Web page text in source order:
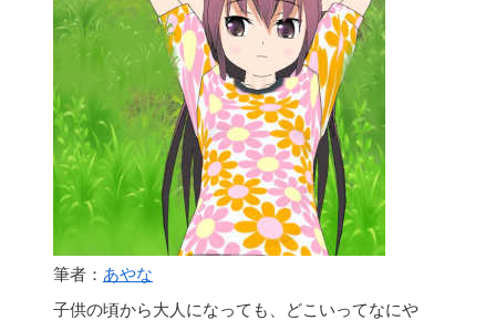
筆者： あやな
子供の頃から大人になっても、どこいってなにや